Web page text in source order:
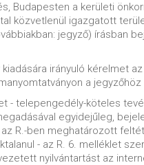
Budapesten a kerületi
közvetlenül igazgatott
jegyző) írásban
irányuló kérelmet
a jegyzőhöz
- telepengedély-köteles
egyidejűleg,
R.-ben meghatározott
- az R. 6. melléklet
nyilvántartást az